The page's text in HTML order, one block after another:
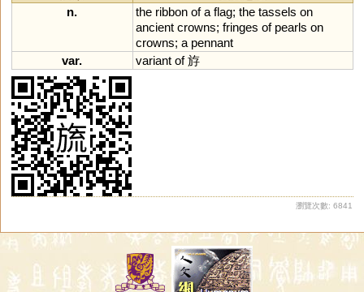
n.
the ribbon of a flag; the tassels on
ancient crowns; fringes of pearls on
crowns; a pennant
var.
variant of斿
瀏覽次數: 6841